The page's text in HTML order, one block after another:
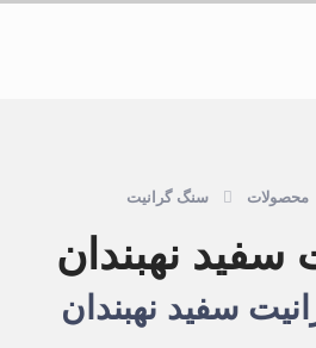
محصولات سنگ گرانیت
سفید نهبندان
سفید نهبندان